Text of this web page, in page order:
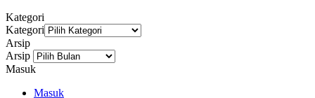
Kategori
Kategori
Arsip
Arsip
Masuk
Masuk